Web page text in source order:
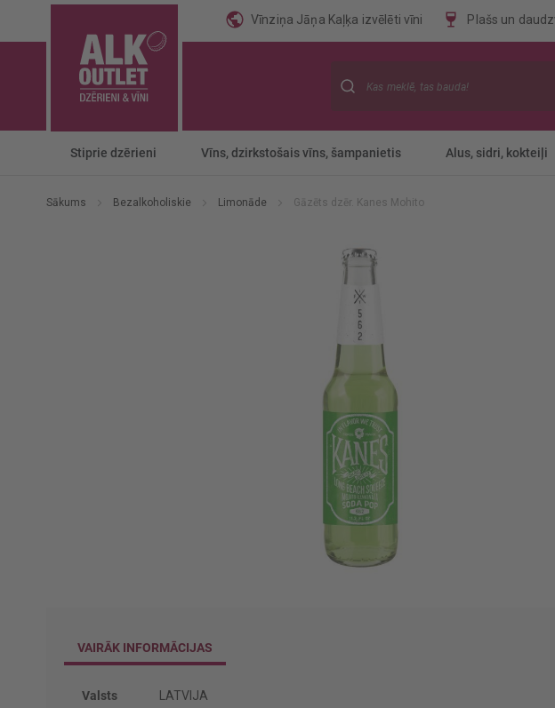
Vīnziņa Jāņa Kaļķa izvēlēti vīni Plašs un
Stiprie dzērieni Vīns, dzirkstošais vīns, šampanietis Alus, sidri, kokteiļi
Sākums Bezalkoholiskie Limonāde Gāzēts dzēr. Kanes Mohito
sākumuVAIRĀK INFORMĀCIJAS
Vairāk
Valsts LATVIJA